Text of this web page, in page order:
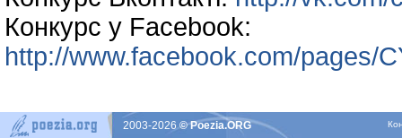
Конкурс у Facebook:
http://www.facebook.com/pages/
2003-2026© Poezia.ORG